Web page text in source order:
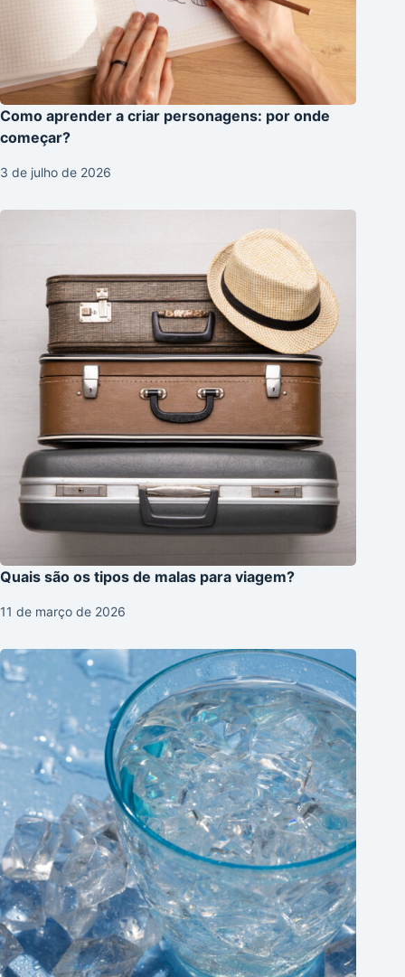
Como aprender a criar personagens: por onde
começar?
3 de julho de 2026
Quais são os tipos de malas para viagem?
11 de março de 2026